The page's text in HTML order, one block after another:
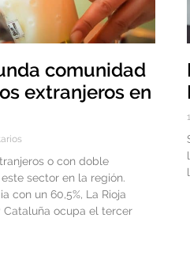
comunidad
extranjeros en
o con doble
sector en la región.
con un 60,5%, La Rioja
Cataluña ocupa el tercer